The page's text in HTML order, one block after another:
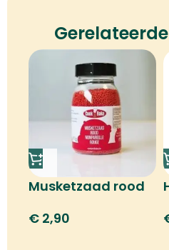
Musketzaad rood
€ 2,90